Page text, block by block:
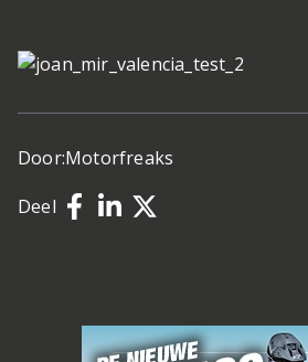
Door:Motorfreaks
Deel